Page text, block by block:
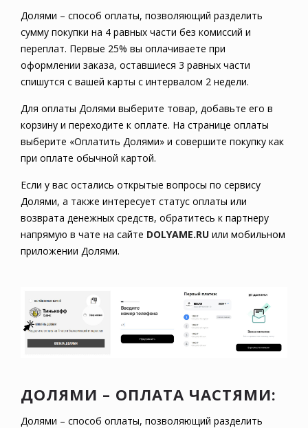
Долями – способ оплаты, позволяющий разделить
сумму покупки на 4 равных части без комиссий и
переплат. Первые 25% вы оплачиваете при
оформлении заказа, оставшиеся 3 равных части
спишутся с вашей карты с интервалом 2 недели.
Для оплаты Долями выберите товар, добавьте его в
корзину и переходите к оплате. На странице оплаты
выберите «Оплатить Долями» и совершите покупку как
при оплате обычной картой.
Если у вас остались открытые вопросы по сервису
Долями, а также интересует статус оплаты или
возврата денежных средств, обратитесь к партнеру
напрямую в чате на сайте DOLYAME.RU или мобильном
приложении Долями.
ДОЛЯМИ – ОПЛАТА ЧАСТЯМИ:
Долями – способ оплаты, позволяющий разделить